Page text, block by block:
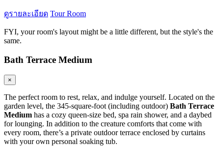
ดูรายละเอียด Tour Room
FYI, your room's layout might be a little different, but the style's the
same.
Bath Terrace Medium
×
The perfect room to rest, relax, and indulge yourself. Located on the
garden level, the 345-square-foot (including outdoor) Bath Terrace
Medium has a cozy queen-size bed, spa rain shower, and a daybed
for lounging. In addition to the creature comforts that come with
every room, there’s a private outdoor terrace enclosed by curtains
with your own personal soaking tub.